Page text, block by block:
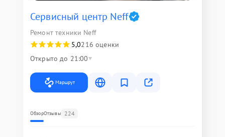
Сервисный центр Neff
Ремонт техники Neff
5,0216 оценки
Открыто до 21:00
Маршрут
ОбзорОтзывы 224